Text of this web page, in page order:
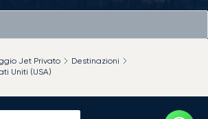
Jet Privato
Destinazioni
Uniti (USA)